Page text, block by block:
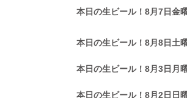
本日の生ビール！8月7日金
本日の生ビール！8月8日土
本日の生ビール！8月3日月
本日の生ビール！8月2日日